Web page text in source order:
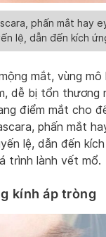
phấn mắt hay
lệ, dẫn đến kích
mắt, vùng
dễ bị tổn thương
điểm mắt cho
phấn mắt
lệ, dẫn đến
trình lành vết mổ.
kính áp tròng